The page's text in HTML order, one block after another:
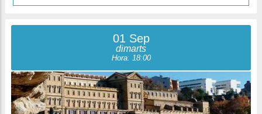
01 Sep
dimarts
Hora: 18:00